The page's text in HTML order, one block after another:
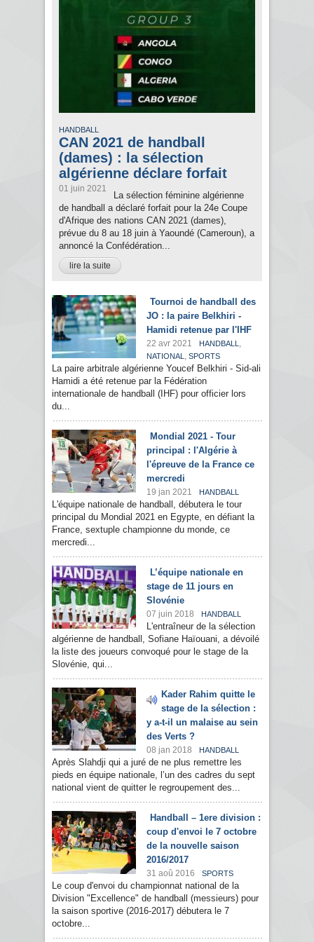
HANDBALL
CAN 2021 de handball
(dames) : la sélection
algérienne déclare forfait
01 juin 2021
La sélection féminine algérienne
de handball a déclaré forfait pour la 24e Coupe
d'Afrique des nations CAN 2021 (dames),
prévue du 8 au 18 juin à Yaoundé (Cameroun), a
annoncé la Confédération...
lire la suite
Tournoi de handball des
JO : la paire Belkhiri -
Hamidi retenue par l'IHF
22 avr 2021 HANDBALL ,
NATIONAL , SPORTS
La paire arbitrale algérienne Youcef Belkhiri - Sid-ali
Hamidi a été retenue par la Fédération
internationale de handball (IHF) pour officier lors
du...
Mondial 2021 - Tour
principal : l'Algérie à
l'épreuve de la France ce
mercredi
19 jan 2021 HANDBALL
L'équipe nationale de handball, débutera le tour
principal du Mondial 2021 en Egypte, en défiant la
France, sextuple championne du monde, ce
mercredi...
L’équipe nationale en
stage de 11 jours en
Slovénie
07 juin 2018 HANDBALL
L'entraîneur de la sélection
algérienne de handball, Sofiane Haïouani, a dévoilé
la liste des joueurs convoqué pour le stage de la
Slovénie, qui...
Kader Rahim quitte le
stage de la sélection :
y a-t-il un malaise au sein
des Verts ?
08 jan 2018 HANDBALL
Après Slahdji qui a juré de ne plus remettre les
pieds en équipe nationale, l’un des cadres du sept
national vient de quitter le regroupement des...
Handball – 1ere division :
coup d'envoi le 7 octobre
de la nouvelle saison
2016/2017
31 aoû 2016 SPORTS
Le coup d'envoi du championnat national de la
Division "Excellence" de handball (messieurs) pour
la saison sportive (2016-2017) débutera le 7
octobre...